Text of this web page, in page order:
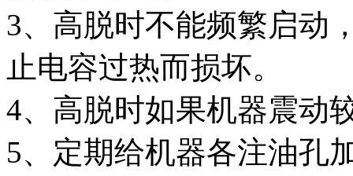
3、高脱时不能频繁启动
止电容过热而损坏。
4、高脱时如果机器震动
5、定期给机器各注油孔